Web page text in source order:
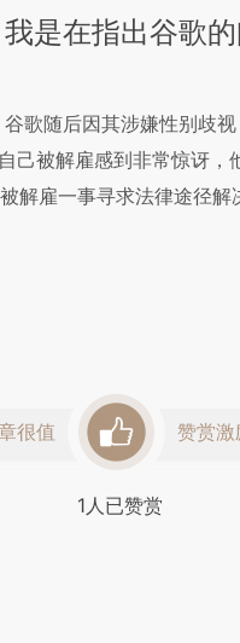
是在指出谷歌
歌随后因其涉嫌性别歧
己被解雇感到非常惊讶
解雇一事寻求法律途径解
很值 赞赏激
1人已赞赏